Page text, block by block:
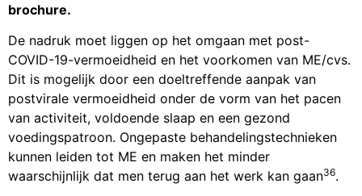
brochure.
De nadruk moet liggen op het omgaan met post-
COVID-19-vermoeidheid en het voorkomen van ME/cvs.
Dit is mogelijk door een doeltreffende aanpak van
postvirale vermoeidheid onder de vorm van het pacen
van activiteit, voldoende slaap en een gezond
voedingspatroon. Ongepaste behandelingstechnieken
kunnen leiden tot ME en maken het minder
waarschijnlijk dat men terug aan het werk kan gaan36.